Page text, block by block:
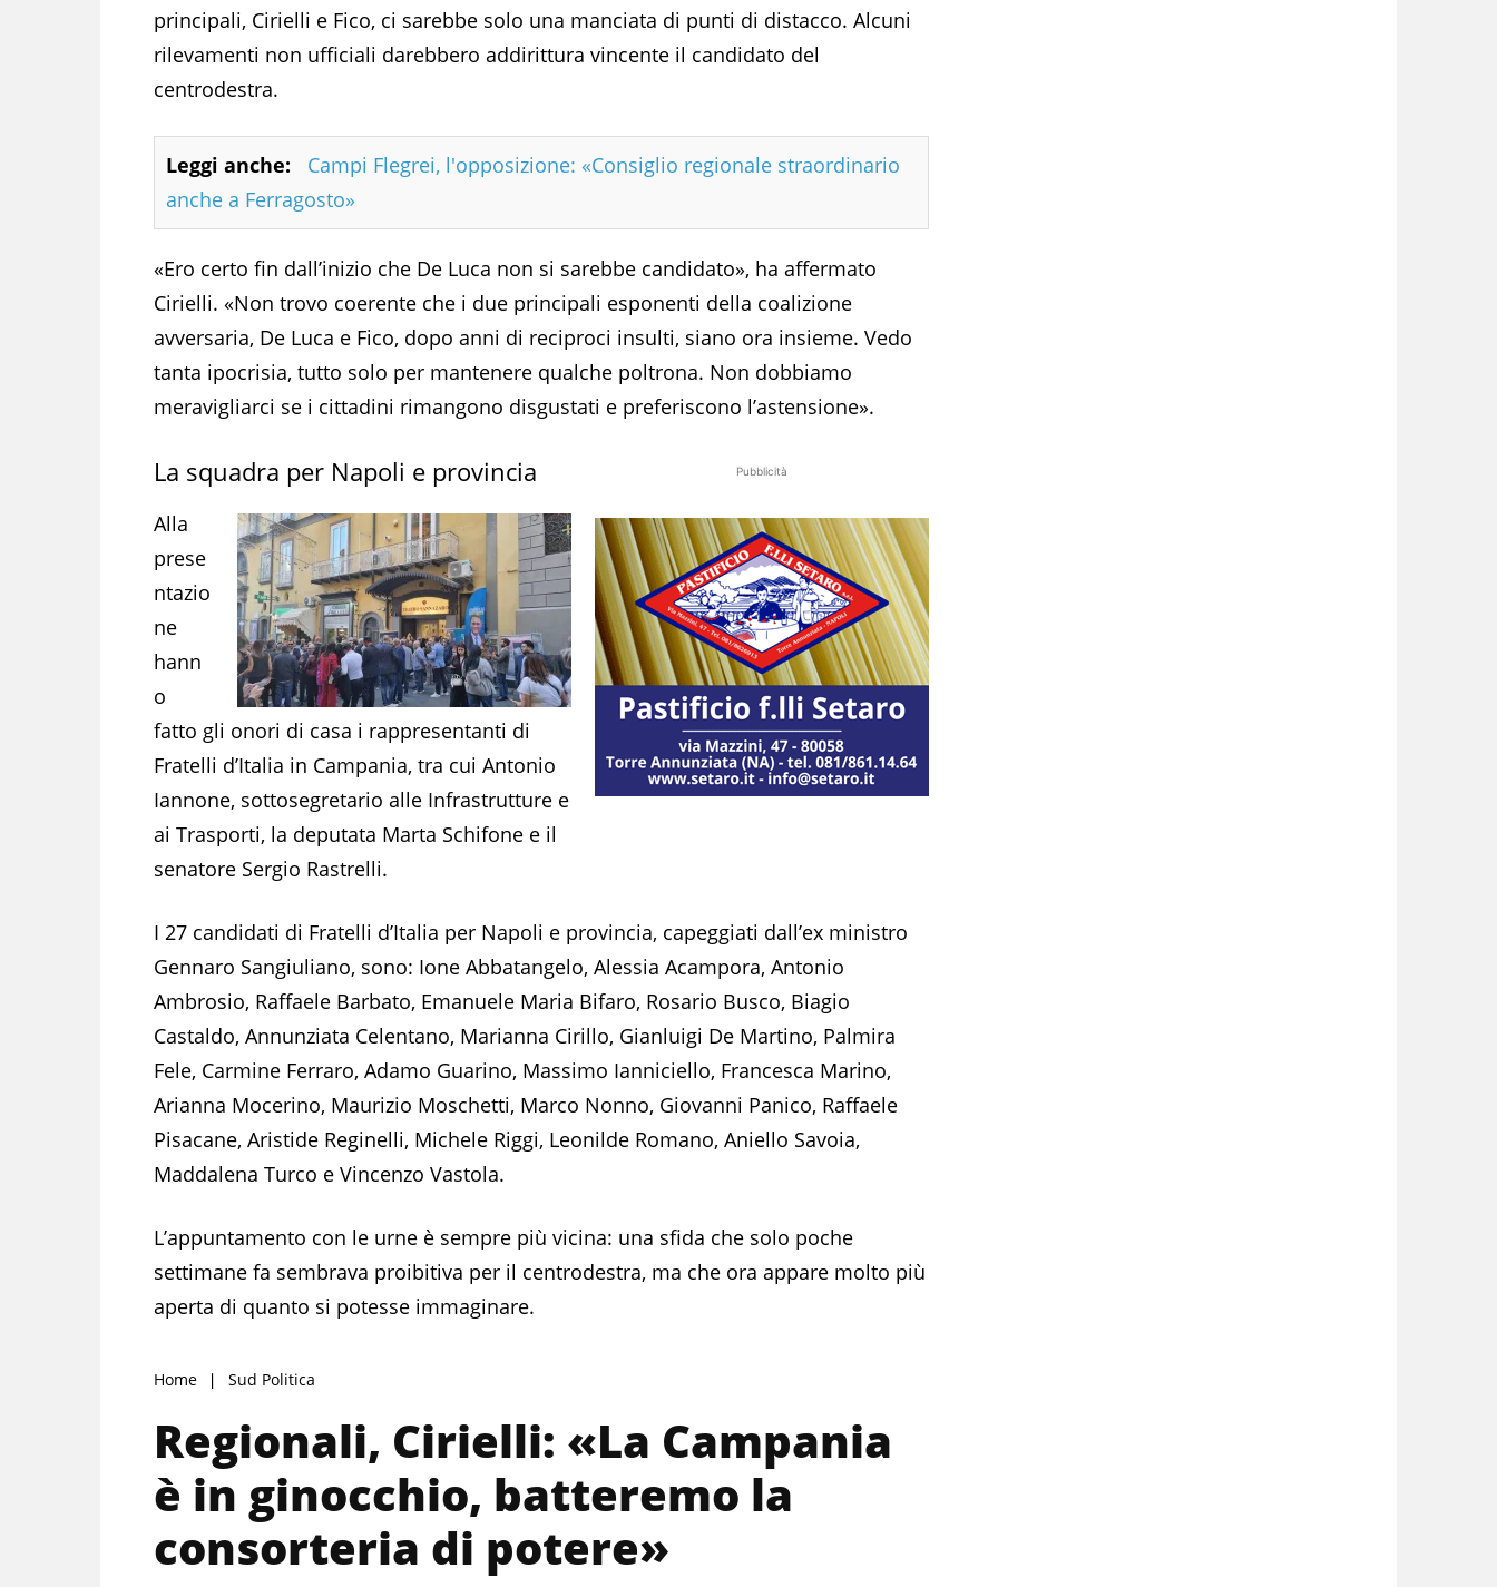
principali, Cirielli e Fico, ci sarebbe solo una manciata di punti di distacco. Alcuni
rilevamenti non ufficiali darebbero addirittura vincente il candidato del
centrodestra.
Leggi anche:
Campi Flegrei, l'opposizione: «Consiglio regionale straordinario
anche a Ferragosto»
«Ero certo fin dall’inizio che De Luca non si sarebbe candidato», ha affermato
Cirielli. «Non trovo coerente che i due principali esponenti della coalizione
avversaria, De Luca e Fico, dopo anni di reciproci insulti, siano ora insieme. Vedo
tanta ipocrisia, tutto solo per mantenere qualche poltrona. Non dobbiamo
meravigliarci se i cittadini rimangono disgustati e preferiscono l’astensione».
Pubblicità
La squadra per Napoli e provincia
Alla
prese
ntazio
ne
hann
o
fatto gli onori di casa i rappresentanti di
Fratelli d’Italia in Campania, tra cui Antonio
Iannone, sottosegretario alle Infrastrutture e
ai Trasporti, la deputata Marta Schifone e il
senatore Sergio Rastrelli.
I 27 candidati di Fratelli d’Italia per Napoli e provincia, capeggiati dall’ex ministro
Gennaro Sangiuliano, sono: Ione Abbatangelo, Alessia Acampora, Antonio
Ambrosio, Raffaele Barbato, Emanuele Maria Bifaro, Rosario Busco, Biagio
Castaldo, Annunziata Celentano, Marianna Cirillo, Gianluigi De Martino, Palmira
Fele, Carmine Ferraro, Adamo Guarino, Massimo Ianniciello, Francesca Marino,
Arianna Mocerino, Maurizio Moschetti, Marco Nonno, Giovanni Panico, Raffaele
Pisacane, Aristide Reginelli, Michele Riggi, Leonilde Romano, Aniello Savoia,
Maddalena Turco e Vincenzo Vastola.
L’appuntamento con le urne è sempre più vicina: una sfida che solo poche
settimane fa sembrava proibitiva per il centrodestra, ma che ora appare molto più
aperta di quanto si potesse immaginare.
Home Sud Politica
Regionali, Cirielli: «La Campania
è in ginocchio, batteremo la
consorteria di potere»